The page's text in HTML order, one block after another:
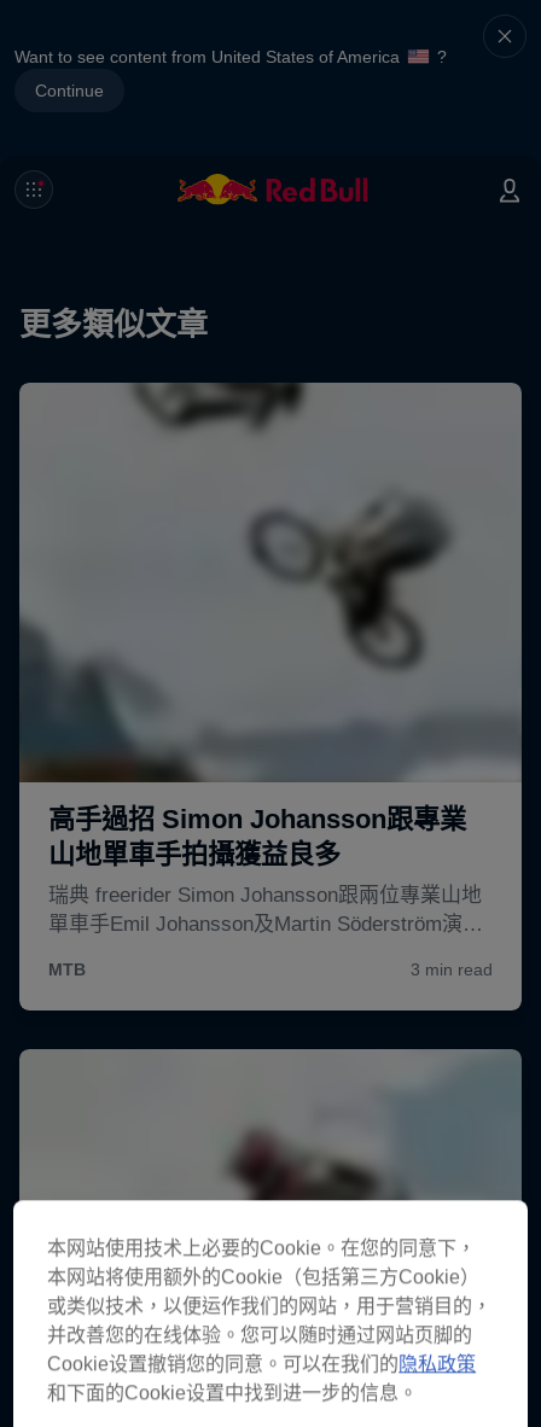
Want to see content from United States of America
?
Continue
更多類似文章
本网站使用技术上必要的Cookie。在您的同意下，
本网站将使用额外的Cookie（包括第三方Cookie）
或类似技术，以便运作我们的网站，用于营销目的，
并改善您的在线体验。您可以随时通过网站页脚的
Cookie设置撤销您的同意。可以在我们的 隐私政策
和下面的Cookie设置中找到进一步的信息。